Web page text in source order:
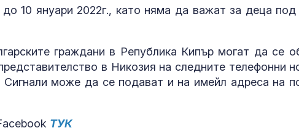
10 януари 2022г., като няма да важат за деца под
граждани в Република Кипър могат да се
в Никозия на следните телефонни
може да се подават и на имейл адреса на
ТУК